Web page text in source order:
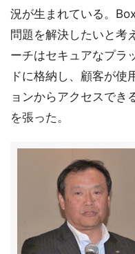
況が生まれている。
問題を解決したいと考
ーチはセキュアなプラ
ドに格納し、顧客が使
ョンからアクセスでき
を張った。